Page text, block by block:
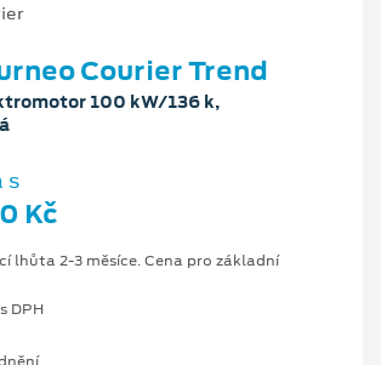
Courier Trend
100 kW/136 k,
s
Kč
lhůta 2-3 měsíce. Cena pro základní
DPH